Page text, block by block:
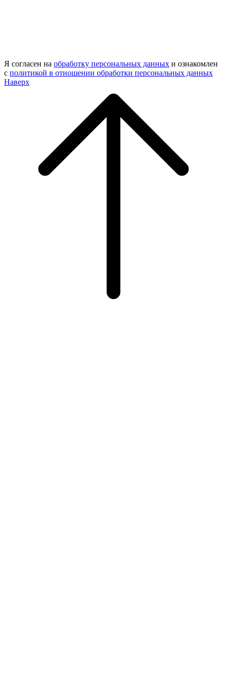
Я согласен на обработку персональных данных и ознакомлен
с политикой в отношении обработки персональных данных
Наверх